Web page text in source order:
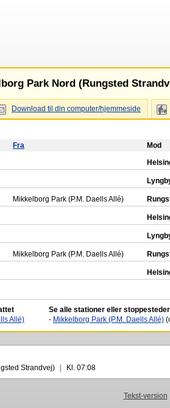
Park Nord (Rungsted
Download til din computer/hjemmeside
Fra
Mod
Mikkelborg Park (P.M. Daells Allé)
Mikkelborg Park (P.M. Daells Allé)
Allé)
Se alle stationer eller
- Mikkelborg Park (P.M. Daells Allé)
Strandvej)
Kl. 07:08
Tekst-version